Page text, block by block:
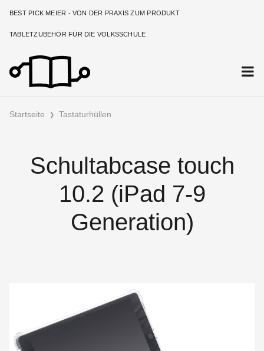
BEST PICK MEIER - VON DER PRAXIS ZUM PRODUKT
TABLETZUBEHÖR FÜR DIE VOLKSSCHULE
Startseite Tastaturhüllen
Schultabcase touch
10.2 (iPad 7-9
Generation)